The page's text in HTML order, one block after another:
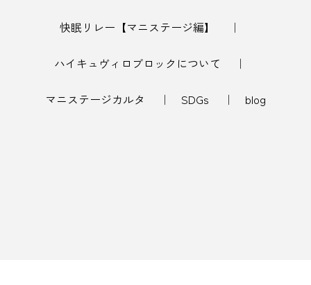
快眠リレー【マニステージ編】
ハイキュヴィロブロックについて
マニステージカルタ SDGs blog